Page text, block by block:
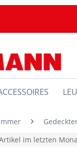
im letzten